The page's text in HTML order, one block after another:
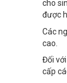
cho
được
Các
cao.
Đối
cấp